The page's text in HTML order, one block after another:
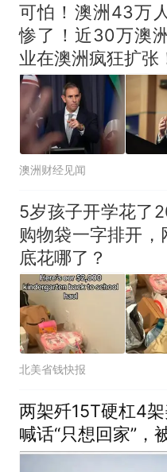
可怕！澳洲43万
惨了！近30万澳
业在澳洲疯狂扩张
澳洲财经见闻
5岁孩子开学花了
购物袋一字排开
底花哪了？
北美省钱快报
两架歼15T硬杠4
喊话“只想回家”，